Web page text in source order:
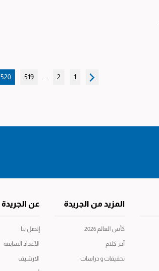
1
2
519
520
المزيد من الجريدة
كأس العالم 2026
آخر كلام
تحقيقات و دراسات
عن الجريدة
إتصل بنا
الأعداد السابقة
الارشيف